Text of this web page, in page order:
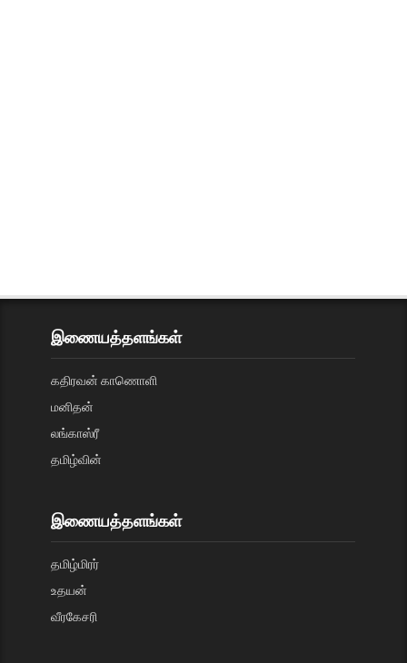
இணையத்தளங்கள்
கதிரவன் காணொளி
மனிதன்
லங்காஸ்ரீ
தமிழ்வின்
இணையத்தளங்கள்
தமிழ்மிரர்
உதயன்
வீரகேசரி